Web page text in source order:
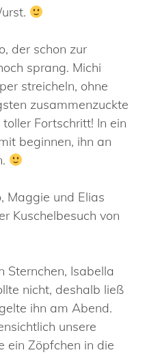
der schon zur
sprang. Michi
streicheln, ohne
zusammenzuckte
Fortschritt! In ein
beginnen, ihn an
Maggie und Elias
Kuschelbesuch von
Sternchen, Isabella
nicht, deshalb ließ
ihn am Abend.
unsere
ein Zöpfchen in die